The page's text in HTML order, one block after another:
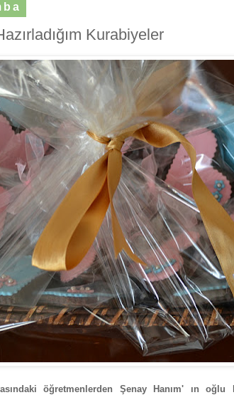
Kurabiyeler
öğretmenlerden Şenay Hanım' ın